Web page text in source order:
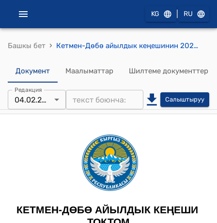
KG RU
Башкы бет › Кетмен-Дөбө айылдык кеңешинин 2025-жылдын 4-февралындагы №32 «Кетмен-Дөбө айыл аймагынын зоналдык коэффициентин бекитүү жөнүндө» токтому
Документ Маалыматтар Шилтеме документтер
Редакция
04.02.2025 Салыштыруу